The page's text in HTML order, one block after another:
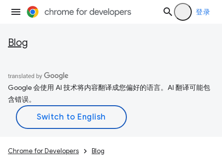
登录
Blog
Google 会使用 AI 技术将内容翻译成您偏好的语言。AI 翻译可能包
含错误。
Chrome for Developers Blog